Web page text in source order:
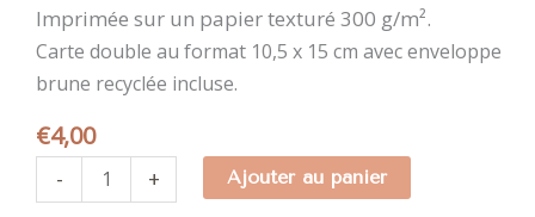
Imprimée sur un papier texturé 300 g/m².
Carte double au format 10,5 x 15 cm avec enveloppe
brune recyclée incluse.
€4,00
-
quantité
de
+ Ajouter au panier